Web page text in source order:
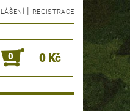
| REGISTRACE
0 0 Kč